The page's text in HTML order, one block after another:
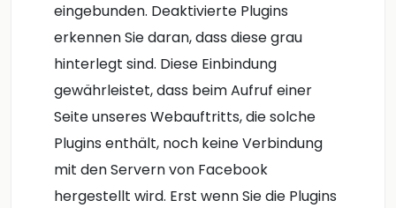
eingebunden. Deaktivierte Plugins
erkennen Sie daran, dass diese grau
hinterlegt sind. Diese Einbindung
gewährleistet, dass beim Aufruf einer
Seite unseres Webauftritts, die solche
Plugins enthält, noch keine Verbindung
mit den Servern von Facebook
hergestellt wird. Erst wenn Sie die Plugins